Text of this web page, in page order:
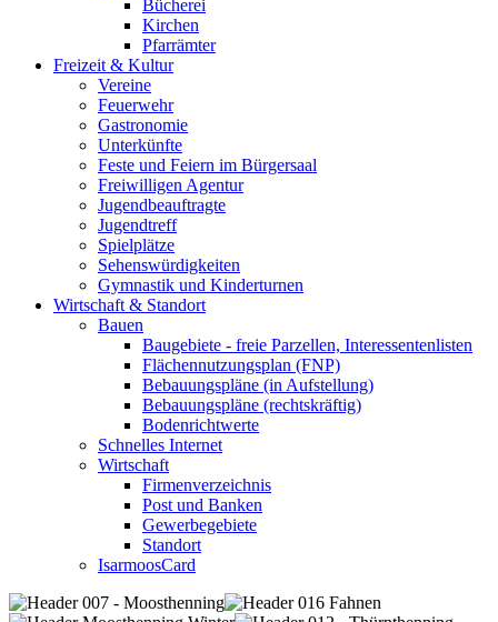
Bücherei
Kirchen
Pfarrämter
Freizeit & Kultur
Vereine
Feuerwehr
Gastronomie
Unterkünfte
Feste und Feiern im Bürgersaal
Freiwilligen Agentur
Jugendbeauftragte
Jugendtreff
Spielplätze
Sehenswürdigkeiten
Gymnastik und Kinderturnen
Wirtschaft & Standort
Bauen
Baugebiete - freie Parzellen, Interessentenlisten
Flächennutzungsplan (FNP)
Bebauungspläne (in Aufstellung)
Bebauungspläne (rechtskräftig)
Bodenrichtwerte
Schnelles Internet
Wirtschaft
Firmenverzeichnis
Post und Banken
Gewerbegebiete
Standort
IsarmoosCard